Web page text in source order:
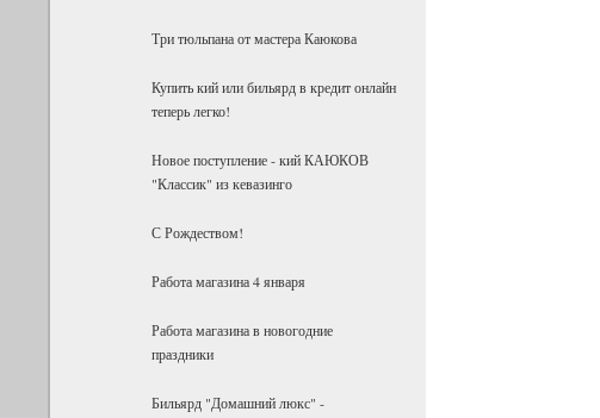
Три тюльпана от мастера Каюкова
Купить кий или бильярд в кредит онлайн
теперь легко!
Новое поступление - кий КАЮКОВ
"Классик" из кевазинго
С Рождеством!
Работа магазина 4 января
Работа магазина в новогодние
праздники
Бильярд "Домашний люкс" -